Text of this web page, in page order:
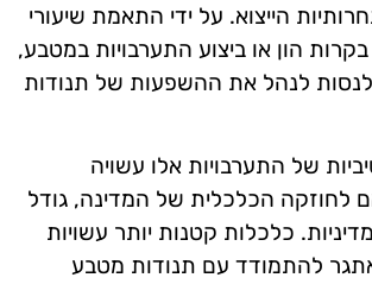
הייצוא. על ידי התאמת שיעורי
הון או ביצוע התערבויות במטבע,
לנהל את ההשפעות של תנודות
של התערבויות אלו עשויה
לחוזקה הכלכלית של המדינה, גודל
כלכלות קטנות יותר עשויות
להתמודד עם תנודות מטבע